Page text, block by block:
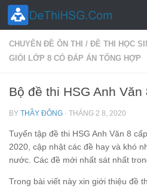
Skip to content
CHUYÊN ĐỀ ÔN THI / ĐỀ THI HỌC
GIỎI LỚP 8 CÓ ĐÁP ÁN TỔNG HỢP
Bộ đề thi HSG Anh
BY THẦY ĐÔNG · THÁNG 2 8, 2020
Tuyển tập đề thi HSG Anh Văn 8
2020, cập nhật các đề hay và khó
nước. Các đề mới nhất sát nhất
Trong bài viết này xin giới thiệu đề